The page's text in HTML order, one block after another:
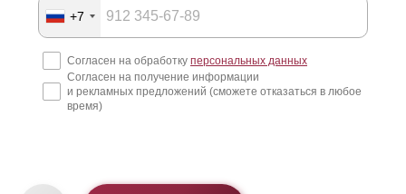
+7
Согласен на обработку персональных данных
Согласен на получение информации
и рекламных предложений (сможете отказаться в любое
время)